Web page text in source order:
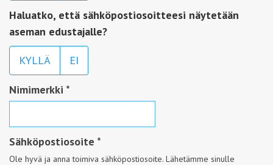
Haluatko, että sähköpostiosoitteesi näytetään
aseman edustajalle?
KYLLÄ EI
Nimimerkki *
Sähköpostiosoite *
Ole hyvä ja anna toimiva sähköpostiosoite. Lähetämme sinulle